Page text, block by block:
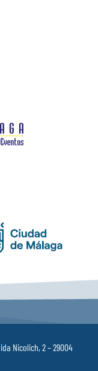
Nicolich, 2 – 29004